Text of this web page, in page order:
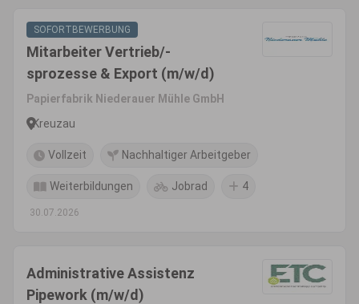
SOFORTBEWERBUNG
Mitarbeiter Vertrieb/-
sprozesse & Export (m/w/d)
Papierfabrik Niederauer Mühle GmbH
Kreuzau
Vollzeit Nachhaltiger Arbeitgeber
Weiterbildungen Jobrad 4
30.07.2026
Administrative Assistenz
Pipework (m/w/d)